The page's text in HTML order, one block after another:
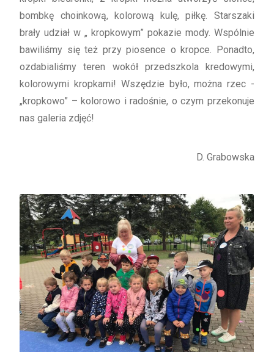
bombkę choinkową, kolorową kulę, piłkę. Starszaki
brały udział w „ kropkowym” pokazie mody. Wspólnie
bawiliśmy się też przy piosence o kropce. Ponadto,
ozdabialiśmy teren wokół przedszkola kredowymi,
kolorowymi kropkami! Wszędzie było, można rzec -
„kropkowo” – kolorowo i radośnie, o czym przekonuje
nas galeria zdjęć!
D. Grabowska